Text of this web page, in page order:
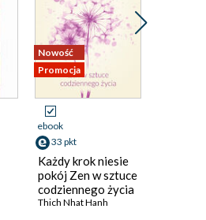
Nowość
Promocja
ebook
33 pkt
Każdy krok niesie
pokój Zen w sztuce
codziennego życia
Thich Nhat Hanh